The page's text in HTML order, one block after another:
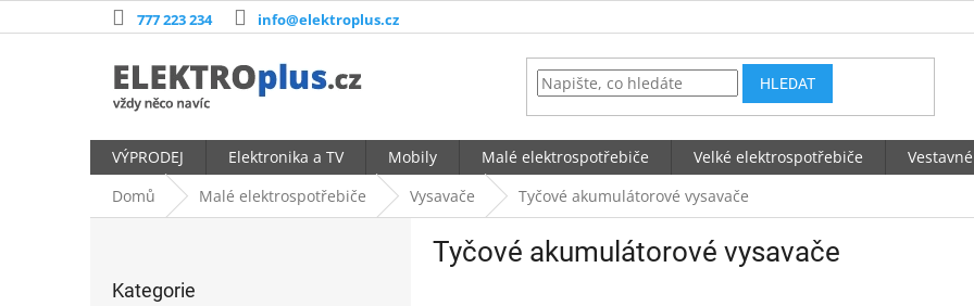
na
777 223 234 info@elektroplus.cz
HLEDAT
VÝPRODEJ Elektronika a TV Mobily Malé elektrospotřebiče Velké elektrospotřebiče
Domů
Malé elektrospotřebiče Vysavače Tyčové akumulátorové vysavače
kategorie
Kategorie
Tyčové akumulátorové vysavače